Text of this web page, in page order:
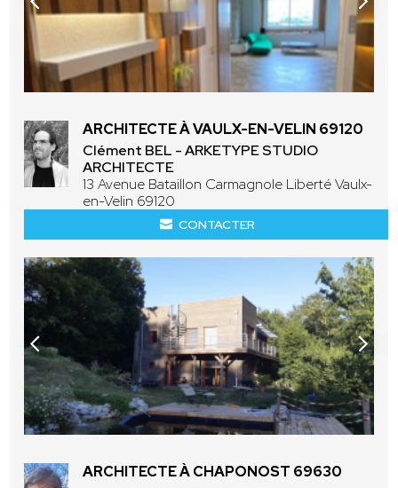
ARCHITECTE À VAULX-EN-VELIN 69120
Clément BEL - ARKETYPE STUDIO
ARCHITECTE
13 Avenue Bataillon Carmagnole Liberté Vaulx-
en-Velin 69120
CONTACTER
ARCHITECTE À CHAPONOST 69630